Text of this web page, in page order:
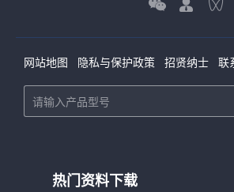
网站地图 隐私与保护政策 招贤纳士 联
热门资料下载